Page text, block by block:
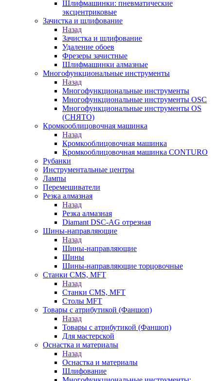
Шлифмашинки: пневматические
эксцентриковые
Зачистка и шлифование
Назад
Зачистка и шлифование
Удаление обоев
Фрезеры зачистные
Шлифмашинки алмазные
Многофункциональные инструменты
Назад
Многофункциональные инструменты
Многофункциональные инструменты OSC
Многофункциональные инструменты OS
(СНЯТО)
Кромкооблицовочная машинка
Назад
Кромкооблицовочная машинка
Кромкооблицовочная машинка CONTURO
Рубанки
Инструментальные центры
Лампы
Перемешиватели
Резка алмазная
Назад
Резка алмазная
Diamant DSC-AG отрезная
Шины-направляющие
Назад
Шины-направляющие
Шины
Шины-направляющие торцовочные
Станки CMS, MFT
Назад
Станки CMS, MFT
Столы MFT
Товары с атрибутикой (Фаншоп)
Назад
Товары с атрибутикой (Фаншоп)
Для мастерской
Оснастка и материалы
Назад
Оснастка и материалы
Шлифование